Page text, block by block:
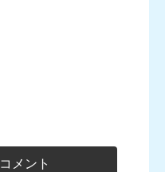
コメント